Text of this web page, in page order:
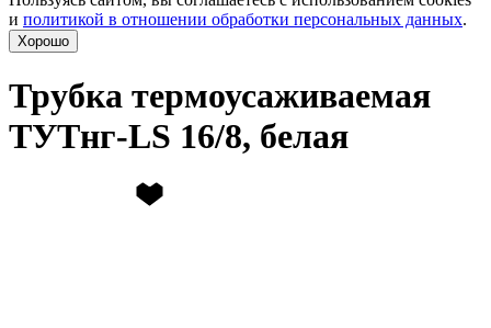
и политикой в отношении обработки персональных данных.
Хорошо
Трубка термоусаживаемая
ТУТнг-LS 16/8, белая